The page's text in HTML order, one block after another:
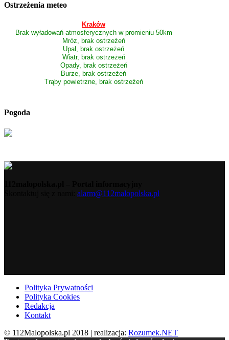
Ostrzeżenia meteo
Kraków
Brak wyładowań atmosferycznych w promieniu 50km
Mróz, brak ostrzeżeń
Upał, brak ostrzeżeń
Wiatr, brak ostrzeżeń
Opady, brak ostrzeżeń
Burze, brak ostrzeżeń
Trąby powietrzne, brak ostrzeżeń
Pogoda
alarm@112malopolska.pl
Polityka Prywatności
Polityka Cookies
Redakcja
Kontakt
© 112Malopolska.pl 2018 | realizacja: Rozumek.NET